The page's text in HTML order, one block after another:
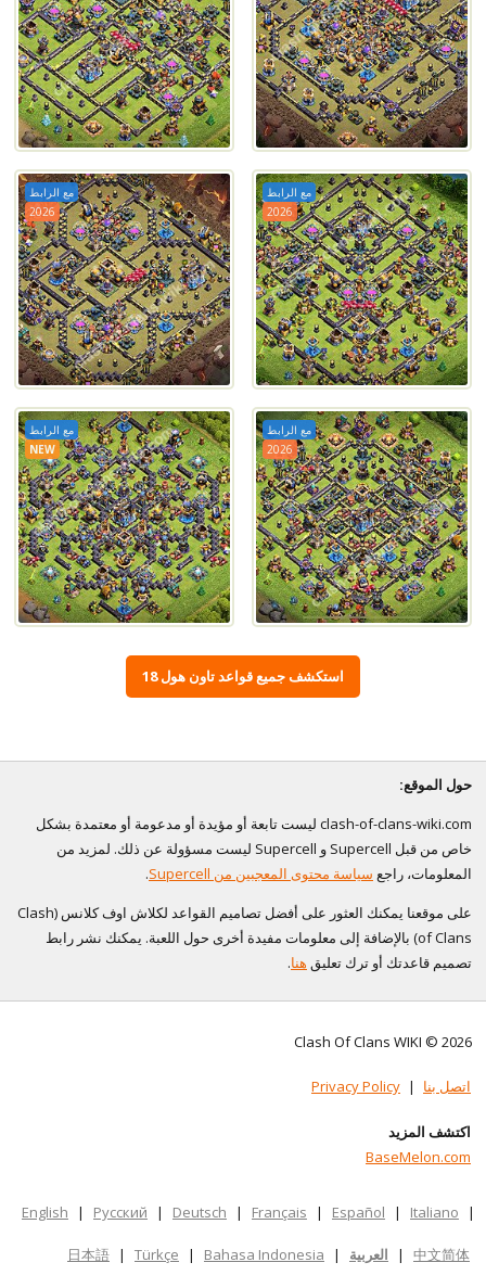
مع الرابط
2026
مع الرابط
2026
مع الرابط
2026
مع الرابط
NEW
استكشف جميع قواعد تاون هول 18
حول الموقع:
clash-of-clans-wiki.com ليست تابعة أو مؤيدة أو مدعومة أو معتمدة بشكل
خاص من قبل Supercell و Supercell ليست مسؤولة عن ذلك. لمزيد من
المعلومات، راجع سياسة محتوى المعجبين من Supercell
.
على موقعنا يمكنك العثور على أفضل تصاميم القواعد لكلاش اوف كلانس (Clash
of Clans) بالإضافة إلى معلومات مفيدة أخرى حول اللعبة. يمكنك نشر رابط
تصميم قاعدتك أو ترك تعليق هنا.
Clash Of Clans WIKI © 2026
اتصل بنا |
Privacy Policy
اكتشف المزيد
BaseMelon.com
English | Русский | Deutsch | Français | Español | Italiano |
中文简体
| العربية |
日本語 | Türkçe | Bahasa Indonesia